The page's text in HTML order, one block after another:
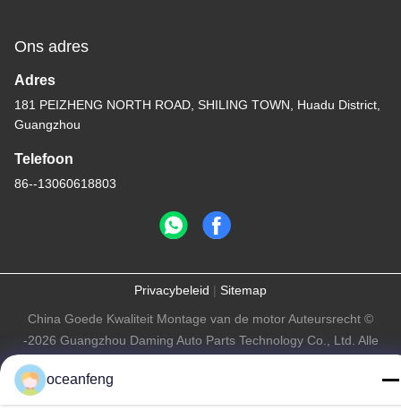
Ons adres
Adres
181 PEIZHENG NORTH ROAD, SHILING TOWN, Huadu District,
Guangzhou
Telefoon
86--13060618803
Privacybeleid | Sitemap
China Goede Kwaliteit Montage van de motor Auteursrecht ©
-2026 Guangzhou Daming Auto Parts Technology Co., Ltd. Alle
oceanfeng